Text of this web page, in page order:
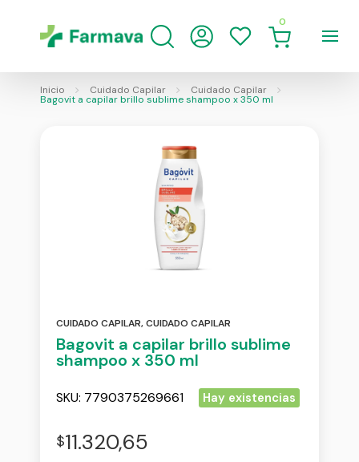
0
Inicio Cuidado Capilar Cuidado Capilar
Bagovit a capilar brillo sublime shampoo x 350 ml
CUIDADO CAPILAR,CUIDADO CAPILAR
Bagovit a capilar brillo sublime
shampoo x 350 ml
SKU: 7790375269661 Hay existencias
$11.320,65